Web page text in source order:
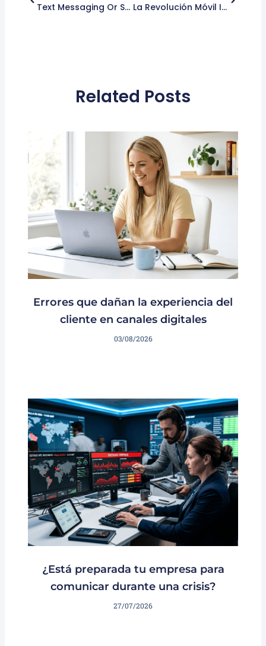
Text Messaging Or SMS: A Service For Enterprises
La Revolución Móvil Interviene En La Cotidianidad
Related Posts
Errores que dañan la experiencia del
cliente en canales digitales
03/08/2026
¿Está preparada tu empresa para
comunicar durante una crisis?
27/07/2026